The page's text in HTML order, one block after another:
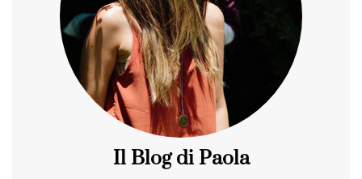
Il Blog di Paola